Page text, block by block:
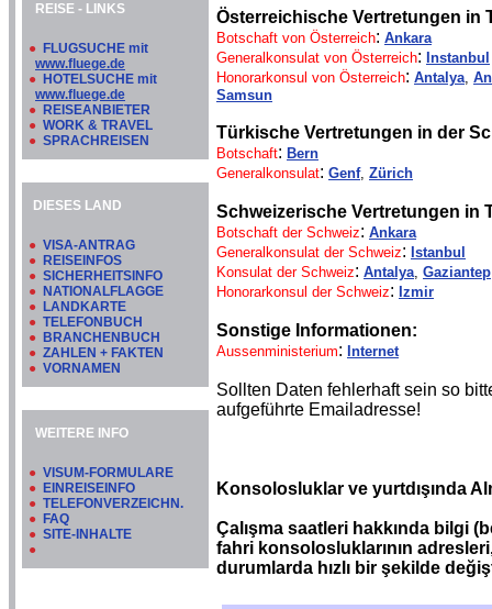
REISE - LINKS
● FLUGSUCHE mit
www.fluege.de
● HOTELSUCHE mit
www.fluege.de
● REISEANBIETER
● WORK & TRAVEL
● SPRACHREISEN
DIESES LAND
● VISA-ANTRAG
● REISEINFOS
● SICHERHEITSINFO
● NATIONALFLAGGE
● LANDKARTE
● TELEFONBUCH
● BRANCHENBUCH
● ZAHLEN + FAKTEN
● VORNAMEN
WEITERE INFO
● VISUM-FORMULARE
● EINREISEINFO
● TELEFONVERZEICHN.
● FAQ
● SITE-INHALTE
●
Österreichische Vertretungen in
Botschaft von Österreich: Ankara
Generalkonsulat von Österreich: Instanbul
Honorarkonsul von Österreich: Antalya,
Samsun
Türkische Vertretungen in der
Botschaft: Bern
Generalkonsulat: Genf, Zürich
Schweizerische Vertretungen in
Botschaft der Schweiz: Ankara
Generalkonsulat der Schweiz: Istanbul
Konsulat der Schweiz: Antalya, Gaziantep
Honorarkonsul der Schweiz: Izmir
Sonstige Informationen:
Aussenministerium: Internet
Sollten Daten fehlerhaft sein so
aufgeführte Emailadresse!
Konsolosluklar ve yurtdışında
Çalışma saatleri hakkında bilgi
fahri konsolosluklarının
durumlarda hızlı bir şekilde